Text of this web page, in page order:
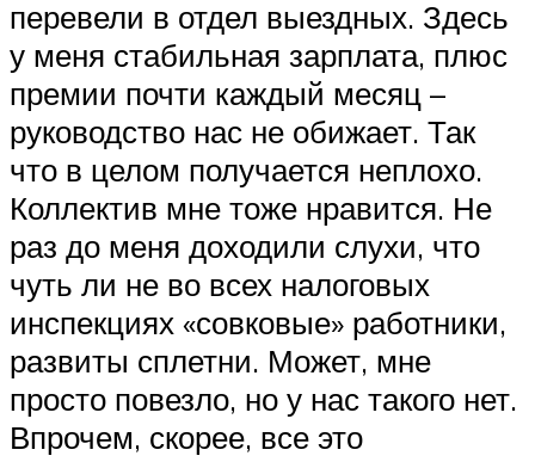
перевели в отдел выездных. Здесь
у меня стабильная зарплата, плюс
премии почти каждый месяц –
руководство нас не обижает. Так
что в целом получается неплохо.
Коллектив мне тоже нравится. Не
раз до меня доходили слухи, что
чуть ли не во всех налоговых
инспекциях «совковые» работники,
развиты сплетни. Может, мне
просто повезло, но у нас такого нет.
Впрочем, скорее, все это